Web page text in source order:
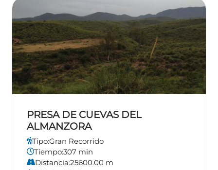
PRESA DE CUEVAS DEL
ALMANZORA
Tipo:Gran Recorrido
Tiempo:307 min
Distancia:25600.00 m